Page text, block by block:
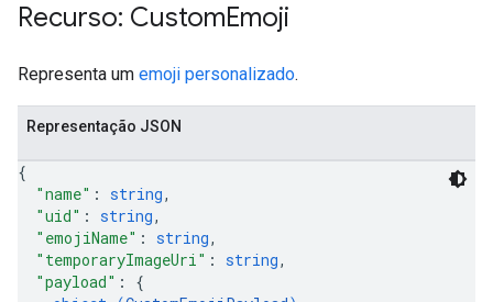
Recurso: CustomEmoji
Representa um emoji personalizado.
Representação JSON
{
"name" : string,
"uid" : string,
"emojiName" : string,
"temporaryImageUri" : string,
"payload" : {